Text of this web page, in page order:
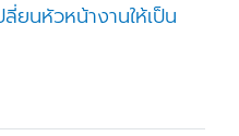
ยนหัวหน้างานให้เป็น